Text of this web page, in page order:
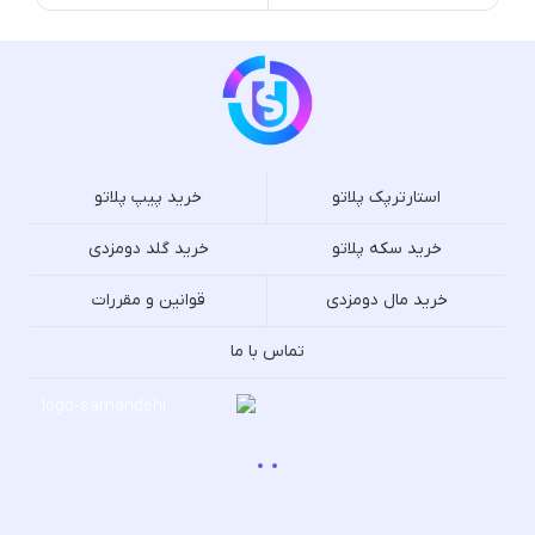
استارترپک پلاتو خرید پیپ پلاتو
خرید سکه پلاتو خرید گلد دومزدی
خرید مال دومزدی قوانین و مقررات
تماس با ما